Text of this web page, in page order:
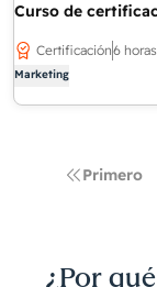
Curso de
Certificación6 horas
Marketing
Primero
¿Por